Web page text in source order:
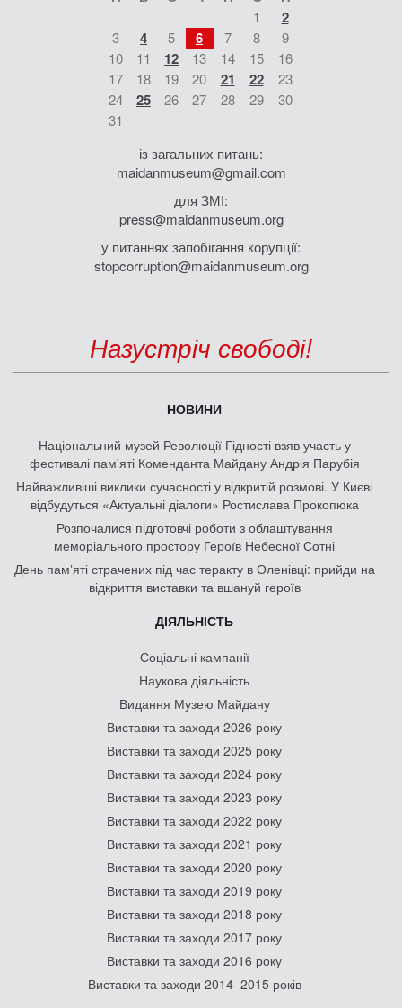
1 2
3 4 5 6 7 8
9
10
11 12 13 14 15
16
17
18 19 20 21 22
23
24
25 26 27 28 29
30
31
із загальних питань:
maidanmuseum@gmail.com
для ЗМІ:
press@maidanmuseum.org
у питаннях запобігання корупції:
stopcorruption@maidanmuseum.org
Назустріч свободі!
НОВИНИ
Національний музей Революції Гідності взяв участь у
фестивалі пам'яті Коменданта Майдану Андрія Парубія
Найважливіші виклики сучасності у відкритій розмові. У Києві
відбудуться «Актуальні діалоги» Ростислава Прокопюка
Розпочалися підготовчі роботи з облаштування
меморіального простору Героїв Небесної Сотні
День памʼяті страчених під час теракту в Оленівці: прийди на
відкриття виставки та вшануй героїв
ДІЯЛЬНІСТЬ
Соціальні кампанії
Наукова діяльність
Видання Музею Майдану
Виставки та заходи 2026 року
Виставки та заходи 2025 року
Виставки та заходи 2024 року
Виставки та заходи 2023 року
Виставки та заходи 2022 року
Виставки та заходи 2021 року
Виставки та заходи 2020 року
Виставки та заходи 2019 року
Виставки та заходи 2018 року
Виставки та заходи 2017 року
Виставки та заходи 2016 року
Виставки та заходи 2014–2015 років